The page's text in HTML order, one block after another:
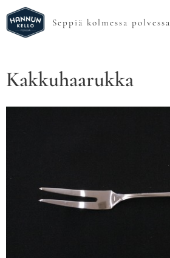
Seppiä kolmessa polvessa
Kakkuhaarukka